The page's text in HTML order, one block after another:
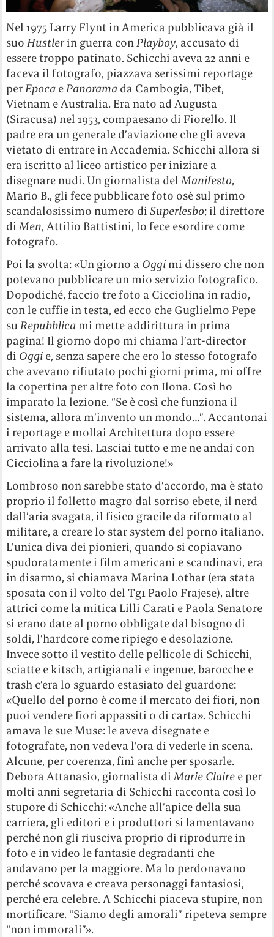
Nel 1975 Larry Flynt in America pubblicava già il
suoHustler in guerra conPlayboy, accusato di
essere troppo patinato. Schicchi aveva 22 anni e
faceva il fotografo, piazzava serissimi reportage
perEpoca ePanorama da Cambogia, Tibet,
Vietnam e Australia. Era nato ad Augusta
(Siracusa) nel 1953, compaesano di Fiorello. Il
padre era un generale d’aviazione che gli aveva
vietato di entrare in Accademia. Schicchi allora si
era iscritto al liceo artistico per iniziare a
disegnare nudi. Un giornalista delManifesto,
Mario B., gli fece pubblicare foto osè sul primo
scandalosissimo numero diSuperlesbo; il direttore
diMen, Attilio Battistini, lo fece esordire come
fotografo.
Poi la svolta: «Un giorno a Oggi mi dissero che non
potevano pubblicare un mio servizio fotografico.
Dopodiché, faccio tre foto a Cicciolina in radio,
con le cuffie in testa, ed ecco che Guglielmo Pepe
suRepubblica mi mette addirittura in prima
pagina! Il giorno dopo mi chiama l’art-director
di Oggi e, senza sapere che ero lo stesso fotografo
che avevano rifiutato pochi giorni prima, mi offre
la copertina per altre foto con Ilona. Così ho
imparato la lezione. “Se è così che funziona il
sistema, allora m’invento un mondo…”. Accantonai
i reportage e mollai Architettura dopo essere
arrivato alla tesi. Lasciai tutto e me ne andai con
Cicciolina a fare la rivoluzione!»
Lombroso non sarebbe stato d’accordo, ma è stato
proprio il folletto magro dal sorriso ebete, il nerd
dall’aria svagata, il fisico gracile da riformato al
militare, a creare lo star system del porno italiano.
L’unica diva dei pionieri, quando si copiavano
spudoratamente i film americani e scandinavi, era
in disarmo, si chiamava Marina Lothar (era stata
sposata con il volto del Tg1 Paolo Frajese), altre
attrici come la mitica Lilli Carati e Paola Senatore
si erano date al porno obbligate dal bisogno di
soldi, l’hardcore come ripiego e desolazione.
Invece sotto il vestito delle pellicole di Schicchi,
sciatte e kitsch, artigianali e ingenue, barocche e
trash c’era lo sguardo estasiato del guardone:
«Quello del porno è come il mercato dei fiori, non
puoi vendere fiori appassiti o di carta». Schicchi
amava le sue Muse: le aveva disegnate e
fotografate, non vedeva l’ora di vederle in scena.
Alcune, per coerenza, finì anche per sposarle.
Debora Attanasio, giornalista diMarie Claire e per
molti anni segretaria di Schicchi racconta così lo
stupore di Schicchi: «Anche all’apice della sua
carriera, gli editori e i produttori si lamentavano
perché non gli riusciva proprio di riprodurre in
foto e in video le fantasie degradanti che
andavano per la maggiore. Ma lo perdonavano
perché scovava e creava personaggi fantasiosi,
perché era celebre. A Schicchi piaceva stupire, non
mortificare. “Siamo degli amorali” ripeteva sempre
“non immorali”».